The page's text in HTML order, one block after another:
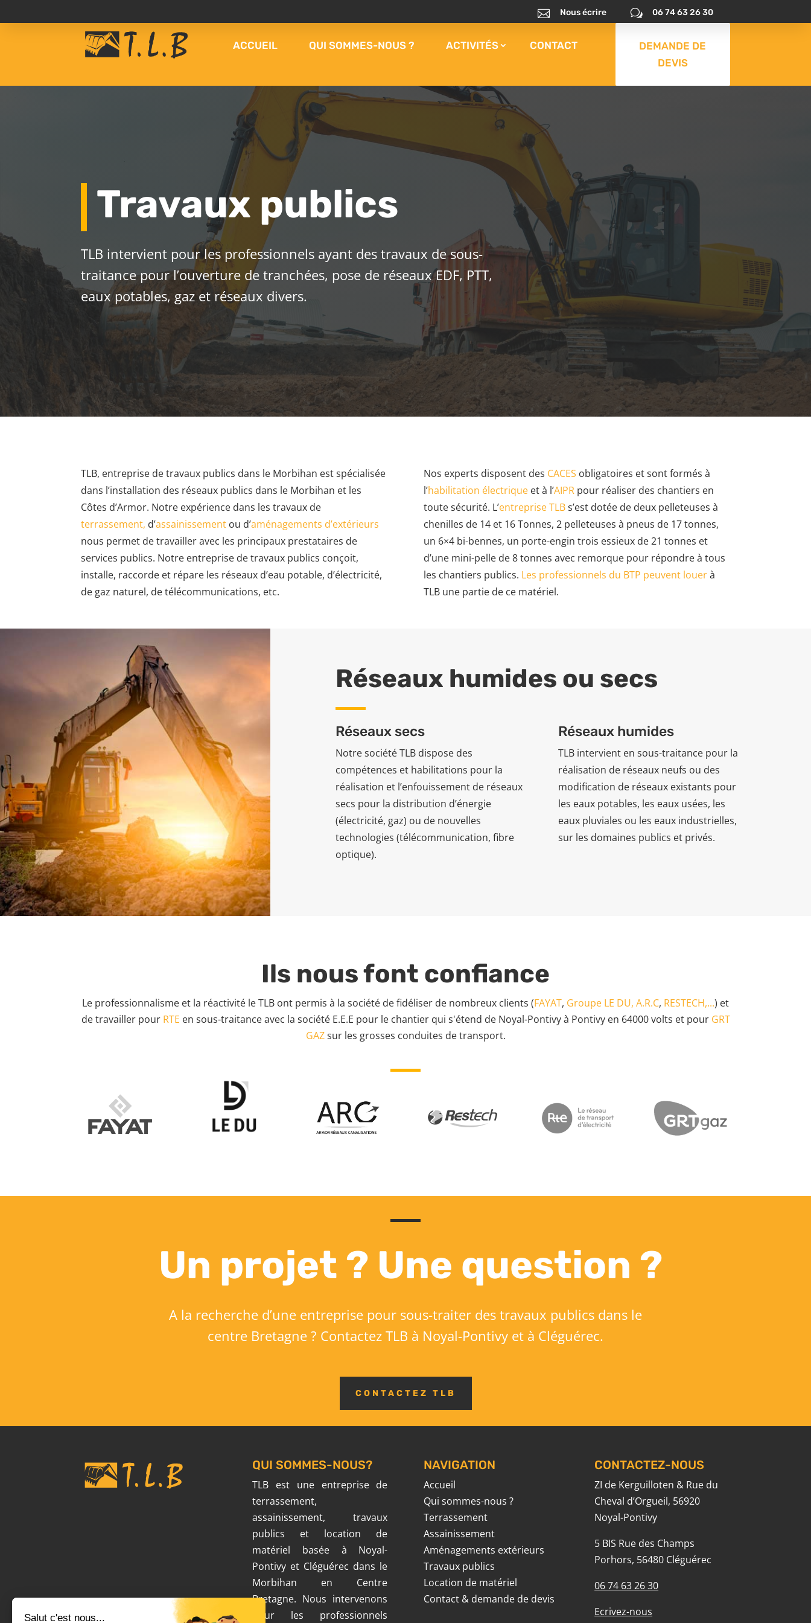
 Nous écrire w 06 74 63 26 30
ACCUEIL QUI SOMMES-NOUS ? ACTIVITÉS CONTACT
DEMANDE DE
DEVIS
Travaux publics
TLB intervient pour les professionnels ayant des travaux de sous-
traitance pour l’ouverture de tranchées, pose de réseaux EDF, PTT,
eaux potables, gaz et réseaux divers.
TLB, entreprise de travaux publics dans le Morbihan est spécialisée
dans l’installation des réseaux publics dans le Morbihan et les
Côtes d’Armor. Notre expérience dans les travaux de
terrassement, d’assainissement ou d’aménagements d’extérieurs
nous permet de travailler avec les principaux prestataires de
services publics. Notre entreprise de travaux publics conçoit,
installe, raccorde et répare les réseaux d’eau potable, d’électricité,
de gaz naturel, de télécommunications, etc.
Nos experts disposent des CACES obligatoires et sont formés à
l’habilitation électriqueet à l’AIPRpour réaliser des chantiers en
toute sécurité. L’entreprise TLBs’est dotée de deux pelleteuses à
chenilles de 14 et 16 Tonnes, 2 pelleteuses à pneus de 17 tonnes,
un 6×4 bi-bennes, un porte-engin trois essieux de 21 tonnes et
d’une mini-pelle de 8 tonnes avec remorque pour répondre à tous
les chantiers publics. Les professionnels du BTP peuvent louerà
TLB une partie de ce matériel.
Réseaux humides ou secs
Réseaux secs
Notre société TLB dispose des
compétences et habilitations pour la
réalisation et l’enfouissement de réseaux
secs pour la distribution d’énergie
(électricité, gaz) ou de nouvelles
technologies (télécommunication, fibre
optique).
Réseaux humides
TLB intervient en sous-traitance pour la
réalisation de réseaux neufs ou des
modification de réseaux existants pour
les eaux potables, les eaux usées, les
eaux pluviales ou les eaux industrielles,
sur les domaines publics et privés.
Ils nous font confiance
Le professionnalisme et la réactivité le TLB ont permis à la société de fidéliser de nombreux clients (FAYAT, Groupe LE DU, A.R.C, RESTECH,...) et
de travailler pour RTE en sous-traitance avec la société E.E.E pour le chantier qui s'étend de Noyal-Pontivy à Pontivy en 64000 volts et pour GRT
GAZsur les grosses conduites de transport.
Un projet ? Une question ?
A la recherche d’une entreprise pour sous-traiter des travaux publics dans le
centre Bretagne ? Contactez TLB à Noyal-Pontivy et à Cléguérec.
CONTACTEZ TLB
QUI SOMMES-NOUS?
TLB est une entreprise de
terrassement,
assainissement, travaux
publics et location de
matériel basée à Noyal-
Pontivy et Cléguérec dans le
Morbihan en Centre
Bretagne. Nous intervenons
pour les professionnels
NAVIGATION
Accueil
Qui sommes-nous ?
Terrassement
Assainissement
Aménagements extérieurs
Travaux publics
Location de matériel
Contact & demande de devis
CONTACTEZ-NOUS
ZI de Kerguilloten & Rue du
Cheval d’Orgueil, 56920
Noyal-Pontivy
5 BIS Rue des Champs
Porhors, 56480 Cléguérec
06 74 63 26 30
Ecrivez-nous
Salut c'est nous...